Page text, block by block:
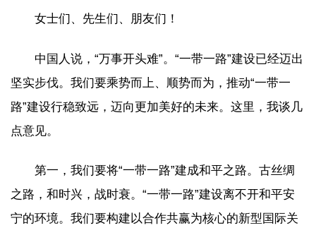
女士们、先生们、朋友们！
中国人说，“万事开头难”。“一带一路”建设已经迈出
坚实步伐。我们要乘势而上、顺势而为，推动“一带一
路”建设行稳致远，迈向更加美好的未来。这里，我谈几
点意见。
第一，我们要将“一带一路”建成和平之路。古丝绸
之路，和时兴，战时衰。“一带一路”建设离不开和平安
宁的环境。我们要构建以合作共赢为核心的新型国际关